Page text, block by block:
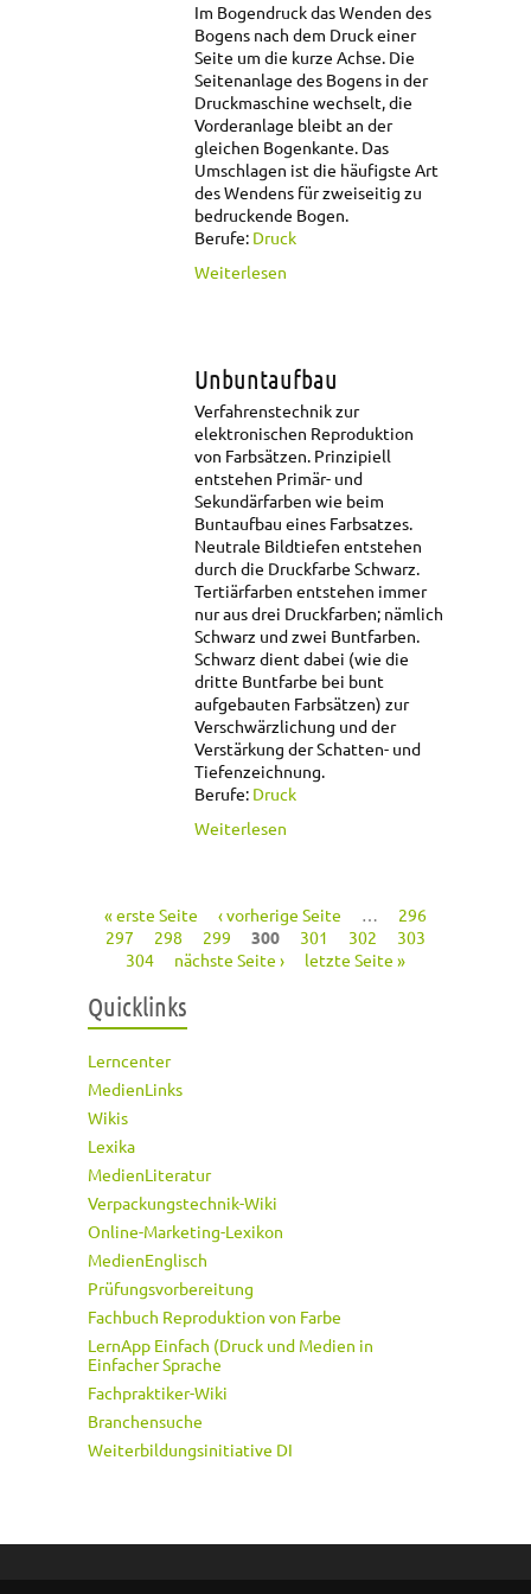
Im Bogendruck das Wenden des
Bogens nach dem Druck einer
Seite um die kurze Achse. Die
Seitenanlage des Bogens in der
Druckmaschine wechselt, die
Vorderanlage bleibt an der
gleichen Bogenkante. Das
Umschlagen ist die häufigste Art
des Wendens für zweiseitig zu
bedruckende Bogen.
Berufe: Druck
Weiterlesen
Unbuntaufbau
Verfahrenstechnik zur
elektronischen Reproduktion
von Farbsätzen. Prinzipiell
entstehen Primär- und
Sekundärfarben wie beim
Buntaufbau eines Farbsatzes.
Neutrale Bildtiefen entstehen
durch die Druckfarbe Schwarz.
Tertiärfarben entstehen immer
nur aus drei Druckfarben; nämlich
Schwarz und zwei Buntfarben.
Schwarz dient dabei (wie die
dritte Buntfarbe bei bunt
aufgebauten Farbsätzen) zur
Verschwärzlichung und der
Verstärkung der Schatten- und
Tiefenzeichnung.
Berufe: Druck
Weiterlesen
Seiten
« erste Seite ‹ vorherige Seite …
296
297
298 299 300 301 302
303
304
nächste Seite › letzte Seite »
Quicklinks
Lerncenter
MedienLinks
Wikis
Lexika
MedienLiteratur
Verpackungstechnik-Wiki
Online-Marketing-Lexikon
MedienEnglisch
Prüfungsvorbereitung
Fachbuch Reproduktion von Farbe
LernApp Einfach (Druck und Medien in
Einfacher Sprache
Fachpraktiker-Wiki
Branchensuche
Weiterbildungsinitiative DI